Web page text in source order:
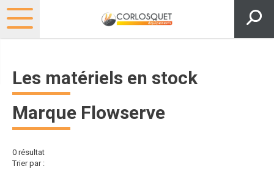
Les matériels en stock
Marque Flowserve
0 résultat
Trier par :